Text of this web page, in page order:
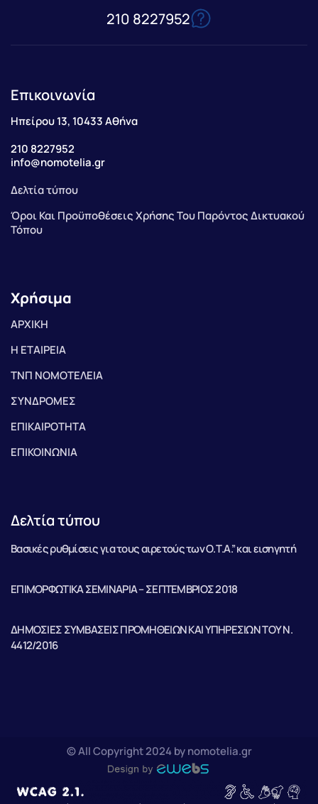
210 8227952
Επικοινωνία
Ηπείρου 13, 10433 Αθήνα
210 8227952
info@nomotelia.gr
Δελτία τύπου
Όροι Και Προϋποθέσεις Χρήσης Του Παρόντος Δικτυακού
Τόπου
Χρήσιμα
ΑΡΧΙΚΗ
Η ΕΤΑΙΡΕΙΑ
ΤΝΠ ΝΟΜΟΤΕΛΕΙΑ
ΣΥΝΔΡΟΜΕΣ
ΕΠΙΚΑΙΡΟΤΗΤΑ
ΕΠΙΚΟΙΝΩΝΙΑ
Δελτία τύπου
Βασικές ρυθμίσεις για τους αιρετούς των Ο.Τ.Α.” και εισηγητή
ΕΠΙΜΟΡΦΩΤΙΚΑ ΣΕΜΙΝΑΡΙΑ – ΣΕΠΤΕΜΒΡΙΟΣ 2018
ΔΗΜΟΣΙΕΣ ΣΥΜΒΑΣΕΙΣ ΠΡΟΜΗΘΕΙΩΝ ΚΑΙ ΥΠΗΡΕΣΙΩΝ ΤΟΥ Ν.
4412/2016
© All Copyright 2024 by nomotelia.gr